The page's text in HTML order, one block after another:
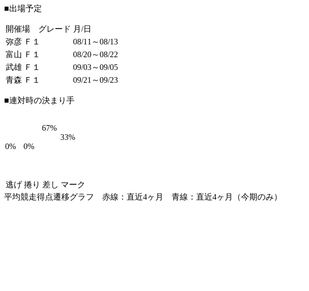
■出場予定
開催場 グレード 月/日
弥彦 Ｆ１
08/11～08/13
富山 Ｆ１
08/20～08/22
武雄 Ｆ１
09/03～09/05
青森 Ｆ１
09/21～09/23
■連対時の決まり手
0% 0%
67%
33%
逃げ 捲り 差し マーク
平均競走得点遷移グラフ 赤線：直近4ヶ月 青線：直近4ヶ月（今期のみ）